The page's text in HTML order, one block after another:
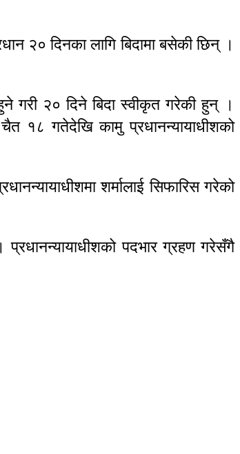
२० दिनका लागि बिदामा बसेकी छिन् ।
गरी २० दिने बिदा स्वीकृत गरेकी हुन् ।
१८ गतेदेखि कामु प्रधानन्यायाधीशको
शर्मालाई सिफारिस गरेको
पदभार ग्रहण गरेसँगै